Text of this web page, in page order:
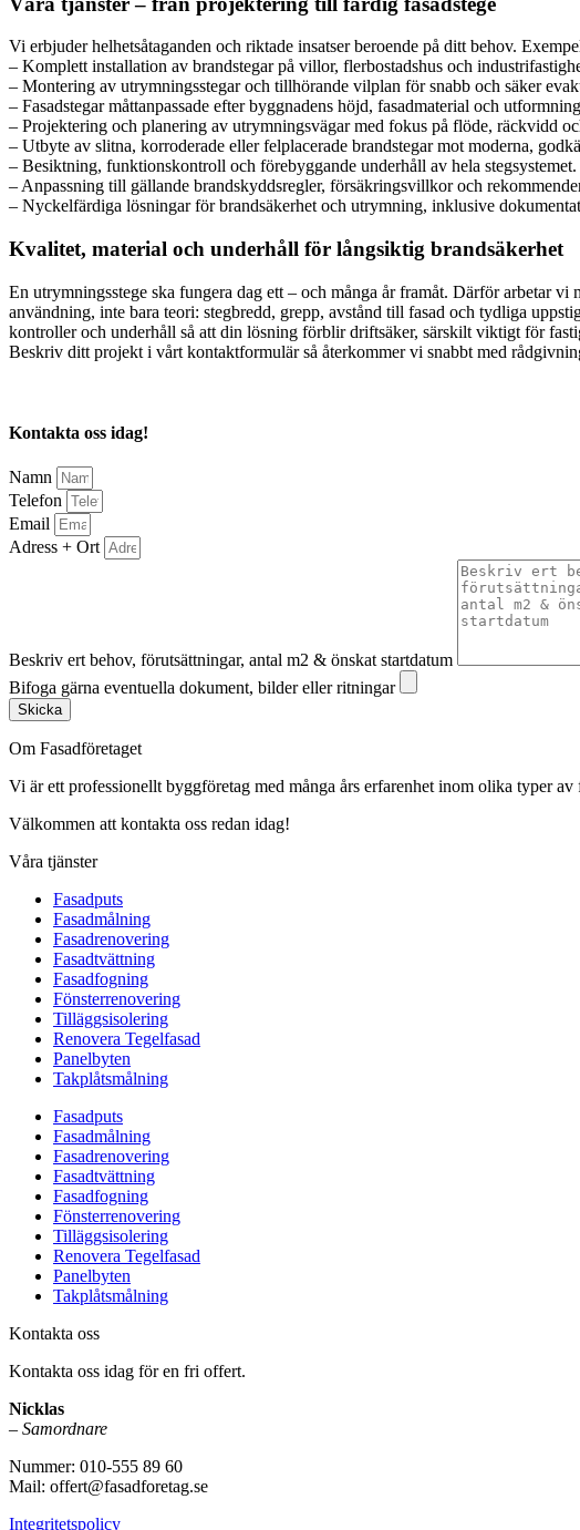
Vi erbjuder helhetsåtaganden och riktade insatser beroende på ditt behov.
– Komplett installation av brandstegar på villor, flerbostadshus och
– Montering av utrymningsstegar och tillhörande vilplan för snabb och säker
– Fasadstegar måttanpassade efter byggnadens höjd, fasadmaterial och
– Projektering och planering av utrymningsvägar med fokus på flöde, räckvidd
– Utbyte av slitna, korroderade eller felplacerade brandstegar mot moderna,
– Besiktning, funktionskontroll och förebyggande underhåll av hela stegsystemet.
– Anpassning till gällande brandskyddsregler, försäkringsvillkor och
– Nyckelfärdiga lösningar för brandsäkerhet och utrymning, inklusive
Kvalitet, material och underhåll för långsiktig brandsäkerhet
En utrymningsstege ska fungera dag ett – och många år framåt. Därför arbetar
användning, inte bara teori: stegbredd, grepp, avstånd till fasad och tydliga
kontroller och underhåll så att din lösning förblir driftsäker, särskilt viktigt för
Beskriv ditt projekt i vårt kontaktformulär så återkommer vi snabbt med
Kontakta oss idag!
Namn
Telefon
Email
Adress + Ort
Beskriv ert behov, förutsättningar, antal m2 & önskat startdatum
Bifoga gärna eventuella dokument, bilder eller ritningar
Skicka
Om Fasadföretaget
Vi är ett professionellt byggföretag med många års erfarenhet inom olika typer
Välkommen att kontakta oss redan idag!
Våra tjänster
Fasadputs
Fasadmålning
Fasadrenovering
Fasadtvättning
Fasadfogning
Fönsterrenovering
Tilläggsisolering
Renovera Tegelfasad
Panelbyten
Takplåtsmålning
Fasadputs
Fasadmålning
Fasadrenovering
Fasadtvättning
Fasadfogning
Fönsterrenovering
Tilläggsisolering
Renovera Tegelfasad
Panelbyten
Takplåtsmålning
Kontakta oss
Kontakta oss idag för en fri offert.
Nicklas
– Samordnare
Nummer: 010-555 89 60
Mail: offert@fasadforetag.se
Integritetspolicy